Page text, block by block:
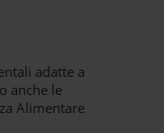
adatte a
anche le
Alimentare